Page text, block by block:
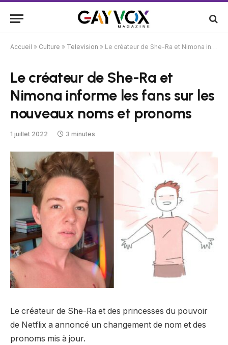
Accueil » Culture » Television » Le créateur de She-Ra et Nimona informe les fans sur les nouveaux noms et pronoms
Le créateur de She-Ra et
Nimona informe les fans sur les
nouveaux noms et pronoms
1 juillet 2022 3 minutes
Le créateur de She-Ra et des princesses du pouvoir
de Netflix a annoncé un changement de nom et des
pronoms mis à jour.